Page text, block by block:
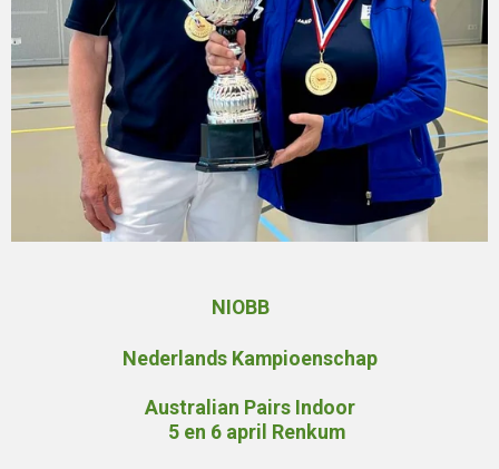
NIOBB
Nederlands Kampioenschap
Australian Pairs Indoor
5 en 6 april Renkum